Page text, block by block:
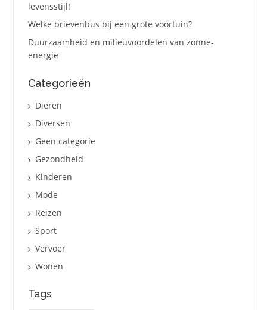
levensstijl!
Welke brievenbus bij een grote voortuin?
Duurzaamheid en milieuvoordelen van zonne-
energie
Categorieën
Dieren
Diversen
Geen categorie
Gezondheid
Kinderen
Mode
Reizen
Sport
Vervoer
Wonen
Tags